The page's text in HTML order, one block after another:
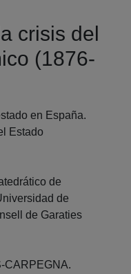
crisis del
(1876-
en España.
Estado
de
de
de Garaties
CARPEGNA.